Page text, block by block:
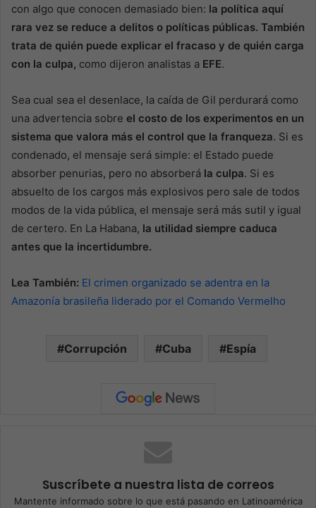
con algo que conocen demasiado bien: la política aquí
rara vez se reduce a delitos o políticas públicas. También
trata de quién puede explicar el fracaso y de quién carga
con la culpa, como dijeron analistas a EFE.
Sea cual sea el desenlace, la caída de Gil perdurará como
una advertencia sobre el costo de los experimentos en un
sistema que valora más el control que la franqueza. Si es
condenado, el mensaje será simple: el Estado puede
absorber penurias, pero no absorberá la culpa. Si es
absuelto de los cargos más explosivos pero sale de todos
modos de la vida pública, el mensaje será más sutil y igual
de certero. En La Habana, la utilidad siempre caduca
antes que la incertidumbre.
Lea También: El crimen organizado se adentra en la
Amazonía brasileña liderado por el Comando Vermelho
Corrupción Cuba Espía
Suscríbete a nuestra lista de correos
Mantente informado sobre lo que está pasando en Latinoamérica